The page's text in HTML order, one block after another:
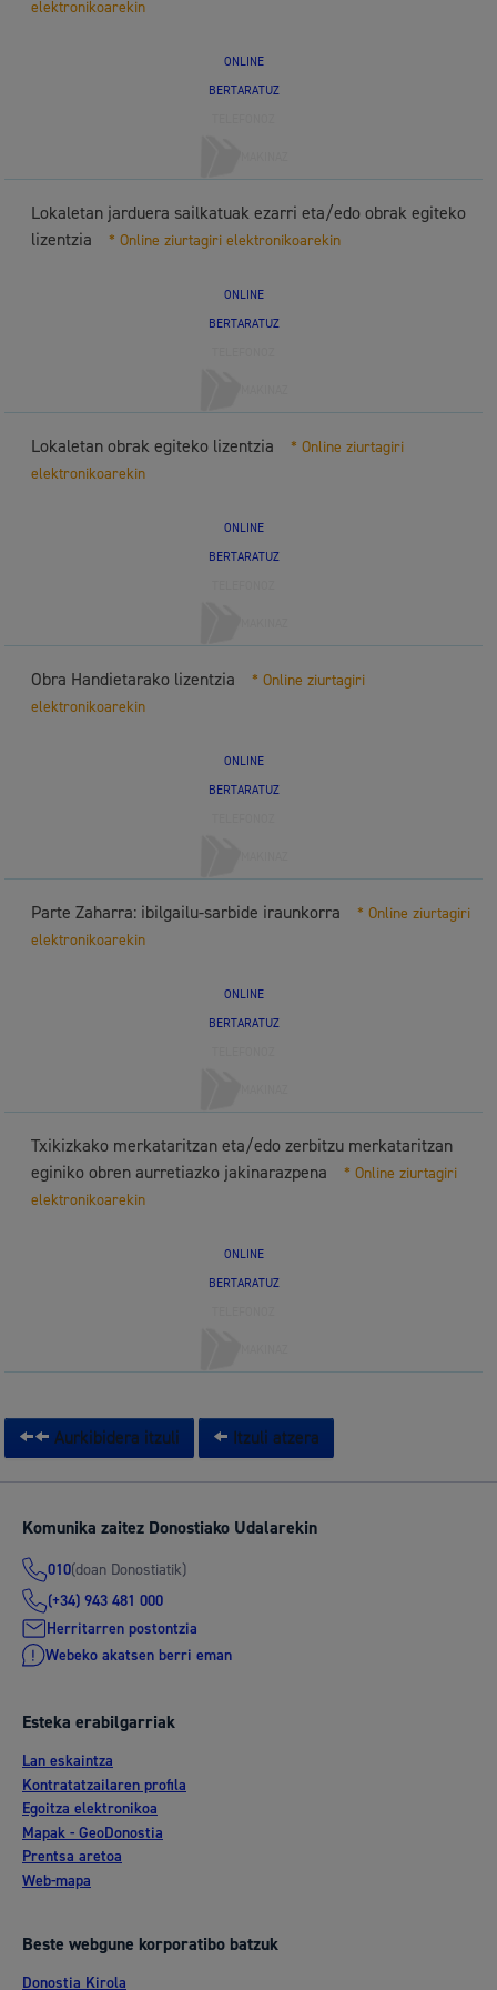
elektronikoarekin
ONLINE
BERTARATUZ
Lokaletan jarduera sailkatuak ezarri eta/edo obrak egiteko
lizentzia
* Online ziurtagiri elektronikoarekin
ONLINE
BERTARATUZ
Lokaletan obrak egiteko lizentzia
* Online ziurtagiri
elektronikoarekin
ONLINE
BERTARATUZ
Obra Handietarako lizentzia
* Online ziurtagiri
elektronikoarekin
ONLINE
BERTARATUZ
Parte Zaharra: ibilgailu-sarbide iraunkorra
* Online ziurtagiri
elektronikoarekin
ONLINE
BERTARATUZ
Txikizkako merkataritzan eta/edo zerbitzu merkataritzan
eginiko obren aurretiazko jakinarazpena
* Online ziurtagiri
elektronikoarekin
ONLINE
BERTARATUZ
Aurkibidera itzuli Itzuli atzera
Komunika zaitez Donostiako Udalarekin
010(doan Donostiatik)
(+34) 943 481 000
Herritarren postontzia
Webeko akatsen berri eman
Esteka erabilgarriak
Lan eskaintza
Kontratatzailaren profila
Egoitza elektronikoa
Mapak - GeoDonostia
Prentsa aretoa
Web-mapa
Beste webgune korporatibo batzuk
Donostia Kirola